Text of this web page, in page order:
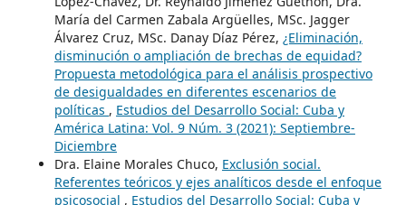
María del Carmen Zabala Argüelles, MSc. Jagger
Álvarez Cruz, MSc. Danay Díaz Pérez, ¿Eliminación,
disminución o ampliación de brechas de equidad?
Propuesta metodológica para el análisis prospectivo
de desigualdades en diferentes escenarios de
políticas , Estudios del Desarrollo Social: Cuba y
América Latina: Vol. 9 Núm. 3 (2021): Septiembre-
Diciembre
Dra. Elaine Morales Chuco, Exclusión social.
Referentes teóricos y ejes analíticos desde el enfoque
psicosocial , Estudios del Desarrollo Social: Cuba y